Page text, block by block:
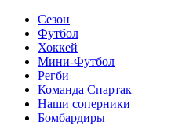
Сезон
Футбол
Хоккей
Мини-Футбол
Регби
Команда Спартак
Наши соперники
Бомбардиры